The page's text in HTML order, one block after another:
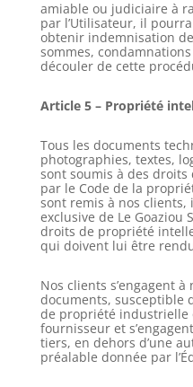
amiable ou judiciaire à
par l’Utilisateur, il
obtenir indemnisation
sommes,
découler de cette
Article 5 – Propriété
Tous les documents
photographies, textes,
sont soumis à des droits
par le Code de la
sont remis à nos
exclusive de Le Goaziou
droits de propriété
qui doivent lui être
Nos clients s’engagent
documents, susceptible
de propriété industrielle
fournisseur et
tiers, en dehors d’une
préalable donnée par